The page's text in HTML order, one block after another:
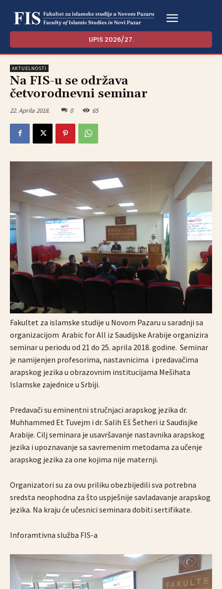
UPIS 2026/27.
AKTUELNOSTI
Na FIS-u se održava
četvorodnevni seminar
22. Aprila 2018. 0 65
Fakultet za islamske studije u Novom Pazaru u saradnji sa
organizacijom Arabic for All iz Saudijske Arabije organizira
seminar u periodu od 21 do 25. aprila 2018. godine. Seminar
je namijenjen profesorima, nastavnicima i predavačima
arapskog jezika u obrazovnim institucijama Mešihata
Islamske zajednice u Srbiji.
Predavači su eminentni stručnjaci arapskog jezika dr.
Muhhammed Et Tuvejm i dr. Salih Eš Šetheri iz Saudisjke
Arabije. Cilj seminara je usavršavanje nastavnika arapskog
jezika i upoznavanje sa savremenim metodama za učenje
arapskog jezika za one kojima nije maternji.
Organizatori su za ovu priliku obezbijedili sva potrebna
sredsta neophodna za što uspješnije savladavanje arapskog
jezika. Na kraju će učesnici seminara dobiti sertifikate.
Inforamtivna služba FIS-a